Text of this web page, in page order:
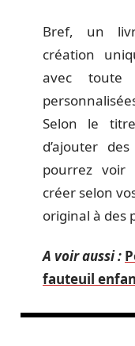
Bref, un
création
avec toute
Selon le
d’ajouter
pourrez voir
créer selon
original à des
A voir aussi :
fauteuil